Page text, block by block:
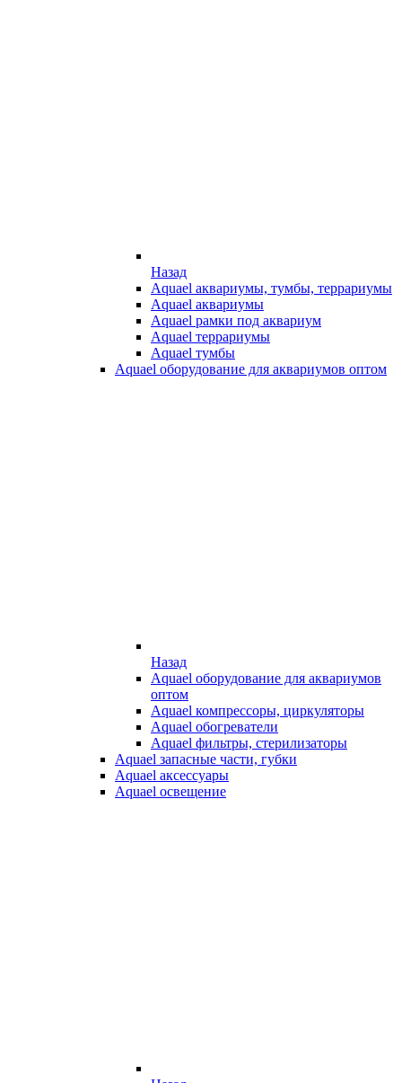
Назад
Aquael аквариумы, тумбы, террариумы
Aquael аквариумы
Aquael рамки под аквариум
Aquael террариумы
Aquael тумбы
Aquael оборудование для аквариумов оптом
Назад
Aquael оборудование для аквариумов
оптом
Aquael компрессоры, циркуляторы
Aquael обогреватели
Aquael фильтры, стерилизаторы
Aquael запасные части, губки
Aquael аксессуары
Aquael освещение